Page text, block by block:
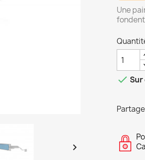

Une
 Sur